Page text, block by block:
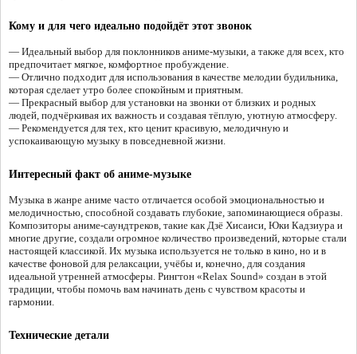
Кому и для чего идеально подойдёт этот звонок
— Идеальный выбор для поклонников аниме-музыки, а также для всех, кто
предпочитает мягкое, комфортное пробуждение.
— Отлично подходит для использования в качестве мелодии будильника,
которая сделает утро более спокойным и приятным.
— Прекрасный выбор для установки на звонки от близких и родных
людей, подчёркивая их важность и создавая тёплую, уютную атмосферу.
— Рекомендуется для тех, кто ценит красивую, мелодичную и
успокаивающую музыку в повседневной жизни.
Интересный факт об аниме-музыке
Музыка в жанре аниме часто отличается особой эмоциональностью и
мелодичностью, способной создавать глубокие, запоминающиеся образы.
Композиторы аниме-саундтреков, такие как Дзё Хисаиси, Юки Кадзиура и
многие другие, создали огромное количество произведений, которые стали
настоящей классикой. Их музыка используется не только в кино, но и в
качестве фоновой для релаксации, учёбы и, конечно, для создания
идеальной утренней атмосферы. Рингтон «Relax Sound» создан в этой
традиции, чтобы помочь вам начинать день с чувством красоты и
гармонии.
Технические детали